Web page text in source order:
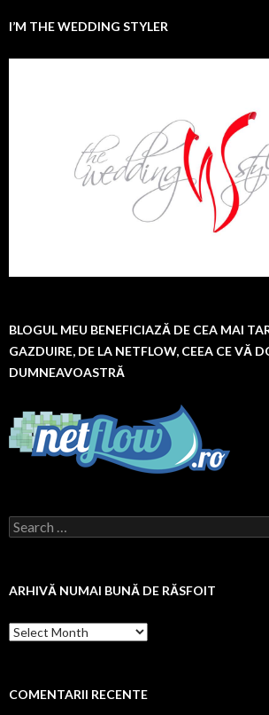
I’M THE WEDDING STYLER
BLOGUL MEU BENEFICIAZĂ DE CEA MAI
GAZDUIRE, DE LA NETFLOW, CEEA CE VĂ
DUMNEAVOASTRĂ
Search
for:
ARHIVĂ NUMAI BUNĂ DE RĂSFOIT
Arhivă
numai
răsfoit
COMENTARII RECENTE